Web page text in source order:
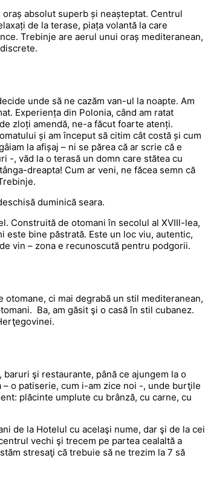
absolut superb și neașteptat. Centrul
de la terase, piața volantă la care
Trebinje are aerul unui oraș mediteranean,
unde să ne cazăm van-ul la noapte. Am
Experiența din Polonia, când am ratat
zloți amendă, ne-a făcut foarte atenți.
și am început să citim cât costă și cum
la afișaj – ni se părea că ar scrie că e
-, văd la o terasă un domn care stătea cu
dreapta! Cum ar veni, ne făcea semn că
duminică seara.
Construită de otomani în secolul al XVIIl-lea,
bine păstrată. Este un loc viu, autentic,
vin – zona e recunoscută pentru podgorii.
ci mai degrabă un stil mediteranean,
Ba, am găsit şi o casă în stil cubanez.
şi restaurante, până ce ajungem la o
– o patiserie, cum i-am zice noi -, unde burţile
plăcinte umplute cu brânză, cu carne, cu
de la Hotelul cu acelaşi nume, dar şi de la cei
vechi şi trecem pe partea cealaltă a
stresaţi că trebuie să ne trezim la 7 să